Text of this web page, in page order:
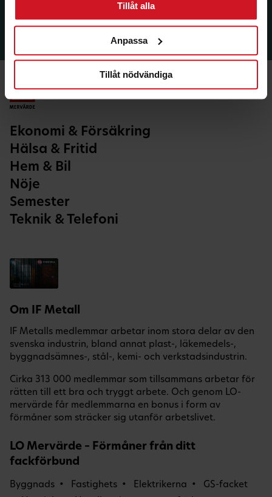
Tillåt alla
Anpassa
Tillåt nödvändiga
Ekonomi & Försäkring
Hälsa & Fritid
Hem & Bil
Nöje
Semester
Teknik & Telefoni
Om IF Metall
IF Metalls medlemmar arbetar inom stora delar av den
svenska industrin, bland annat plast-, läkemedels-,
byggnadsämnes-, stål-, kemi- och verkstadsindustrin.
Cirka 313 000 medlemmar som tillsammans arbetar för
rätten till ett bra och tryggt arbete. Och genom LO-
mervärde får medlemmarna en bonus i form av
förmåner som sträcker sig utanför arbetslivet.
LO Mervärde – Förmåner från ditt
fackförbund
Byggnads Fastighets Elektrikerna
GS-facket